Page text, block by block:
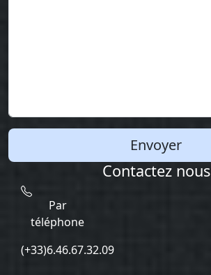
Envoyer
Contactez nous
Par
téléphone
(+33)6.46.67.32.09